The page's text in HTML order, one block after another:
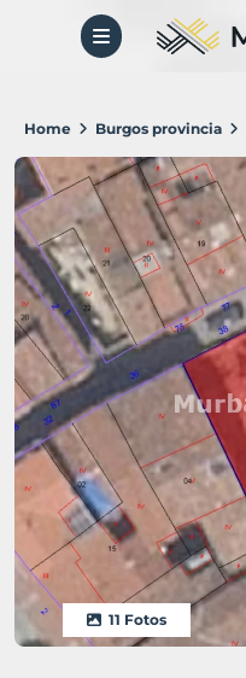
Home Burgos provincia
11 Fotos